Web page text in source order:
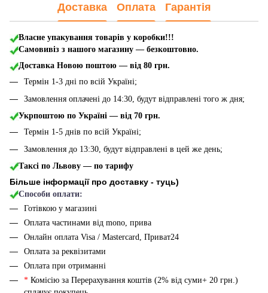
Доставка Оплата Гарантія
Власне упакування товарів у коробки!!!
Самовивіз з нашого магазину — безкоштовно.
Доставка Новою поштою — від 80 грн.
Термін 1-3 дні по всій Україні;
Замовлення оплачені до 14:30, будут відправлені того ж дня;
Укрпоштою по Україні — від 70 грн.
Термін 1-5 днів по всій Україні;
Замовлення до 13:30, будут відправлені в цей же день;
Таксі по Львову — по тарифу
Більше інформації про доставку - туць)
Способи оплати:
Готівкою у магазині
Оплата частинами від mono, прива
Онлайн оплата Visa / Mastercard, Приват24
Оплата за реквізитами
Оплата при отриманні
* Комісію за Перерахування коштів (2% від суми+ 20 грн.)